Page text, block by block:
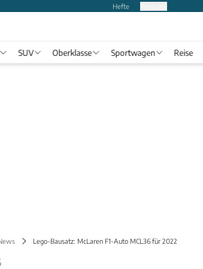
Hefte
SUV Oberklasse Sportwagen Reise
Lego-Bausatz: McLaren F1-Auto MCL36 für 2022